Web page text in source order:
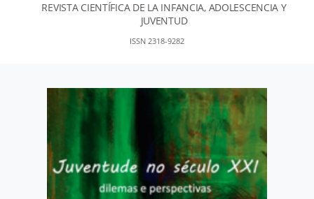
DESidades
REVISTA CIENTÍFICA DE LA INFANCIA, ADOLESCENCIA Y
JUVENTUD
ISSN 2318-9282